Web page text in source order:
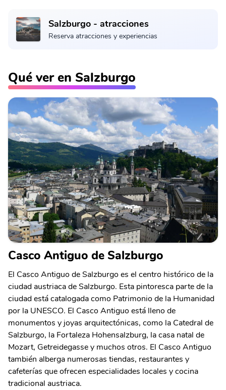
Salzburgo - atracciones
Reserva atracciones y experiencias
Qué ver en Salzburgo
Casco Antiguo de Salzburgo
El Casco Antiguo de Salzburgo es el centro histórico de la
ciudad austriaca de Salzburgo. Esta pintoresca parte de la
ciudad está catalogada como Patrimonio de la Humanidad
por la UNESCO. El Casco Antiguo está lleno de
monumentos y joyas arquitectónicas, como la Catedral de
Salzburgo, la Fortaleza Hohensalzburg, la casa natal de
Mozart, Getreidegasse y muchos otros. El Casco Antiguo
también alberga numerosas tiendas, restaurantes y
cafeterías que ofrecen especialidades locales y cocina
tradicional austriaca.